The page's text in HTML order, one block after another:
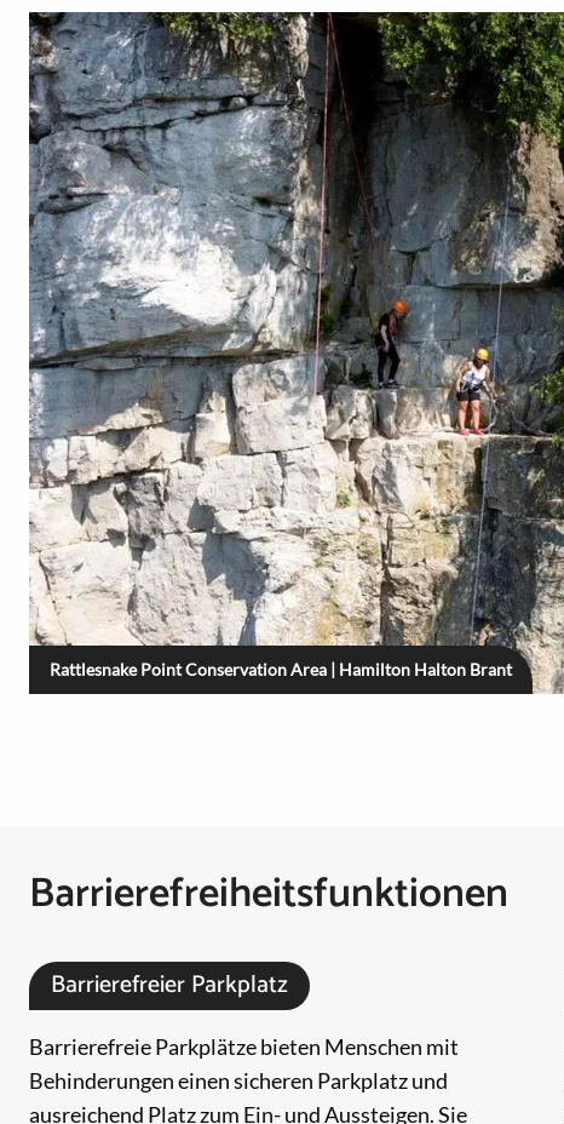
Rattlesnake Point Conservation Area | Hamilton Halton Brant
Barrierefreiheitsfunktionen
Barrierefreier Parkplatz
Barrierefreie Parkplätze bieten Menschen mit
Behinderungen einen sicheren Parkplatz und
ausreichend Platz zum Ein- und Aussteigen. Sie